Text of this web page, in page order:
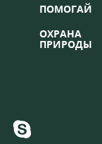
ПОМОГАЙ
ОХРАНА
ПРИРОДЫ